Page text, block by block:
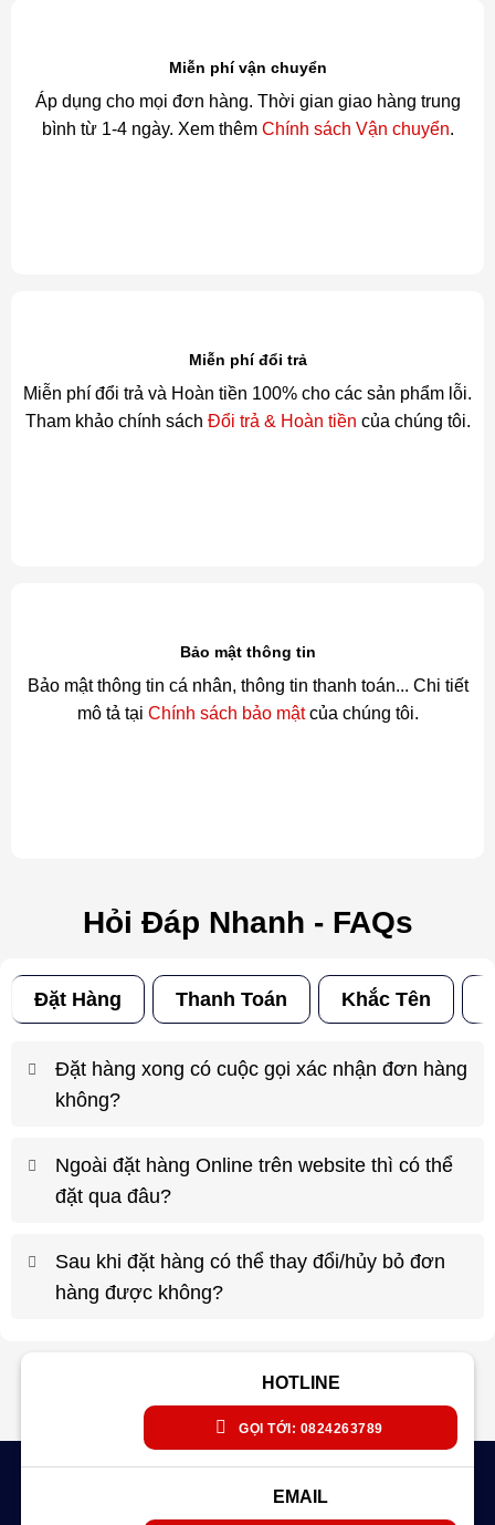
Miễn phí vận chuyển
Áp dụng cho mọi đơn hàng. Thời gian giao hàng trung
bình từ 1-4 ngày. Xem thêm Chính sách Vận chuyển.
Miễn phí đổi trả
Miễn phí đổi trả và Hoàn tiền 100% cho các sản phẩm lỗi.
Tham khảo chính sách Đổi trả & Hoàn tiền của chúng tôi.
Bảo mật thông tin
Bảo mật thông tin cá nhân, thông tin thanh toán... Chi tiết
mô tả tại Chính sách bảo mậtcủa chúng tôi.
Hỏi Đáp Nhanh - FAQs
Đặt Hàng Thanh Toán Khắc Tên
Đặt hàng xong có cuộc gọi xác nhận đơn hàng
không?
Ngoài đặt hàng Online trên website thì có thể
đặt qua đâu?
Sau khi đặt hàng có thể thay đổi/hủy bỏ đơn
hàng được không?
HOTLINE
GỌI TỚI: 0824263789
EMAIL